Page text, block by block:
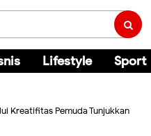
Lifestyle Sport
Kreatifitas Pemuda Tunjukkan